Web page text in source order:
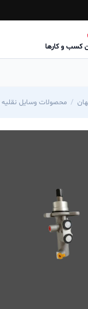
کسب و کارها
محصولات وسایل نقلیه